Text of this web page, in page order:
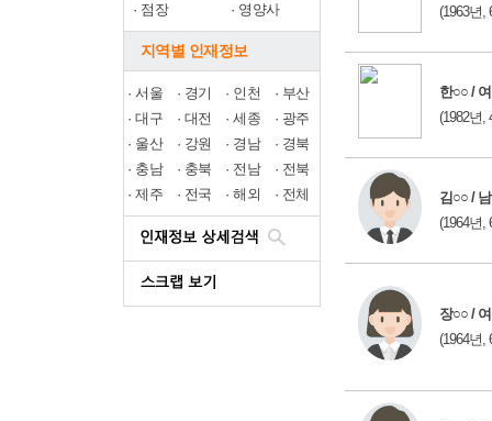
· 점장 · 영양사
지역별 인재정보
· 서울 · 경기 · 인천 · 부산
· 대구 · 대전 · 세종 · 광주
· 울산 · 강원 · 경남 · 경북
· 충남 · 충북 · 전남 · 전북
· 제주 · 전국 · 해외 · 전체
(1963년,
한○○ / 여
(1982년,
김○○ / 남
(1964년,
장○○ / 여
(1964년,